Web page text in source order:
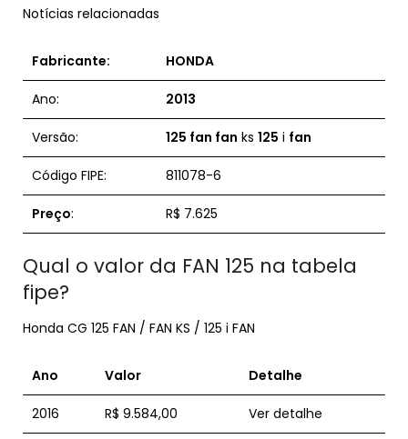
Notícias relacionadas
Fabricante: HONDA
Ano: 2013
Versão: 125 fan fan ks 125 i fan
Código FIPE: 811078-6
Preço: R$ 7.625
Qual o valor da FAN 125 na tabela
fipe?
Honda CG 125 FAN / FAN KS / 125 i FAN
Ano Valor Detalhe
2016 R$ 9.584,00 Ver detalhe